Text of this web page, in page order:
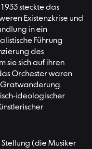
steckte das
Existenzkrise und
in ein
Führung
des
sie sich auf ihren
Orchester waren
Gratwanderung
ideologischer
(die Musiker